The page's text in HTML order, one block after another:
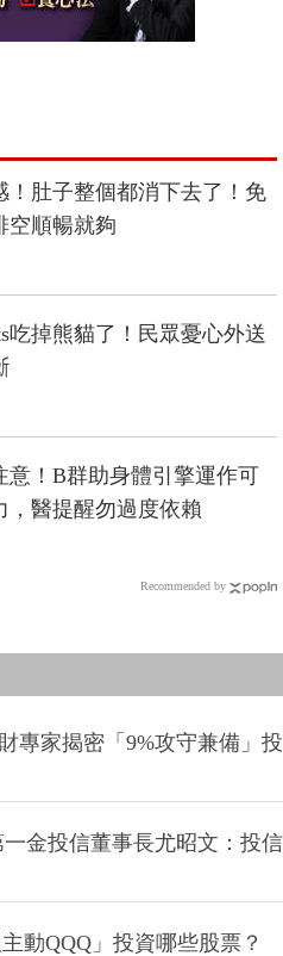
！肚子整個都消下去了！免
空順暢就夠
吃掉熊貓了！民眾憂心外送
意！B群助身體引擎運作可
，醫提醒勿過度依賴
Recommended by
專家揭密「9%攻守兼備」投
金投信董事長尤昭文：投信
動QQQ」投資哪些股票？